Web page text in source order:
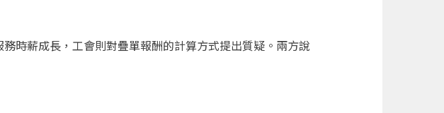
時薪成長，工會則對疊單報酬的計算方式提出質疑。兩方說